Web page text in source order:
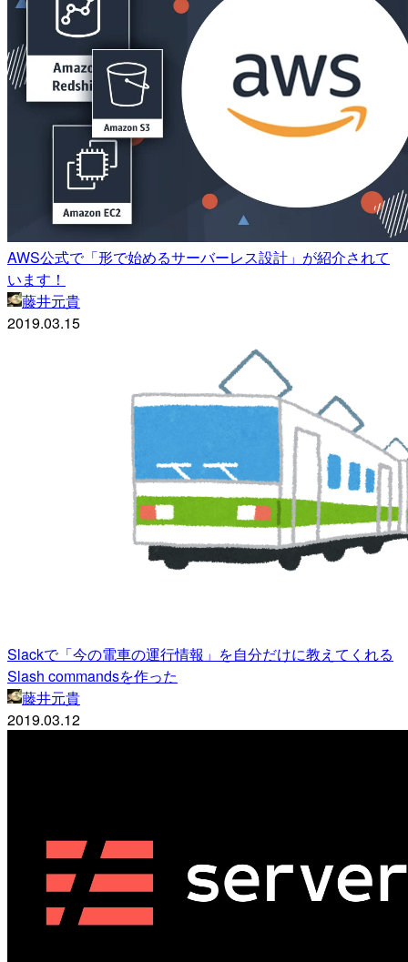
AWS公式で「形で始めるサーバーレス設計」が紹介されて
います！
藤井元貴
2019.03.15
Slackで「今の電車の運行情報」を自分だけに教えてくれる
Slash commandsを作った
藤井元貴
2019.03.12